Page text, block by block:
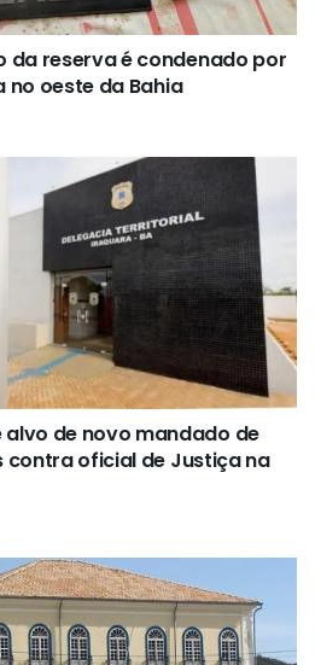
da reserva é condenado por
oeste da Bahia
de novo mandado de
oficial de Justiça na